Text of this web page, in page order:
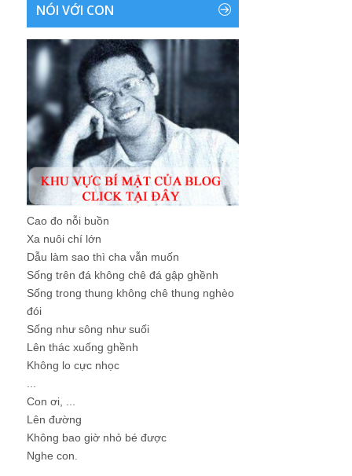
NÓI VỚI CON
Cao đo nỗi buồn
Xa nuôi chí lớn
Dẫu làm sao thì cha vẫn muốn
Sống trên đá không chê đá gập ghềnh
Sống trong thung không chê thung nghèo
đói
Sống như sông như suối
Lên thác xuống ghềnh
Không lo cực nhọc
Con ơi, ...
Lên đường
Không bao giờ nhỏ bé được
Nghe con.